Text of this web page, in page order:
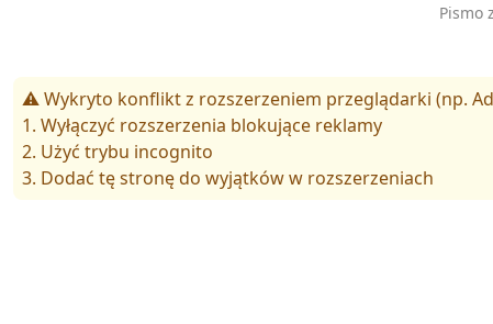
Pismo
⚠️ Wykryto konflikt z rozszerzeniem przeglądarki (np.
1. Wyłączyć rozszerzenia blokujące reklamy
2. Użyć trybu incognito
3. Dodać tę stronę do wyjątków w rozszerzeniach